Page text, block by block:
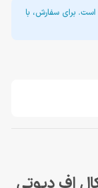
برای سفارش، با